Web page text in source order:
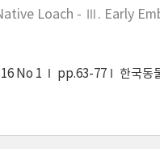
Loach - Ⅲ. Early
No 1 pp.63-77 한국동